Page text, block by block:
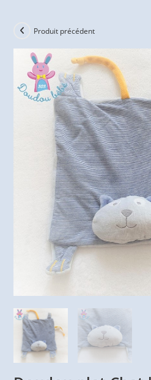
Produit précédent